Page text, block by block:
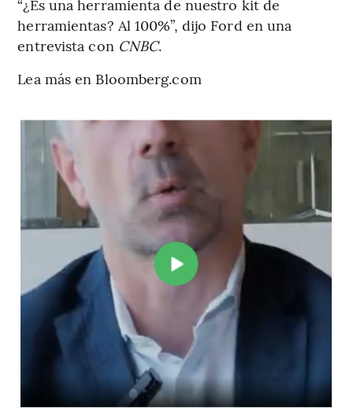
“¿Es una herramienta de nuestro kit de
herramientas? Al 100%”, dijo Ford en una
entrevista con CNBC.
Lea más en Bloomberg.com